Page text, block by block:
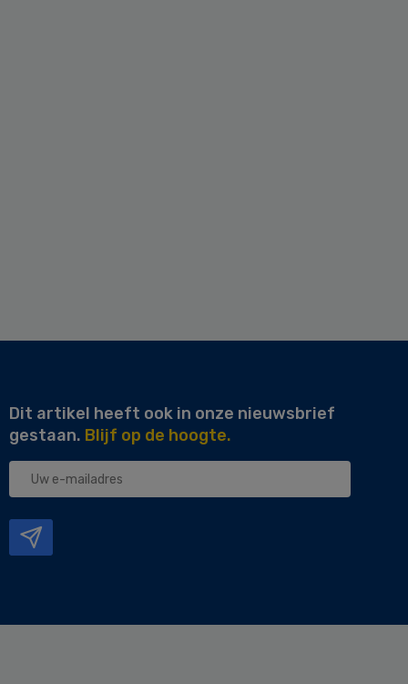
Dit artikel heeft ook in onze nieuwsbrief
gestaan. Blijf op de hoogte.
Uw